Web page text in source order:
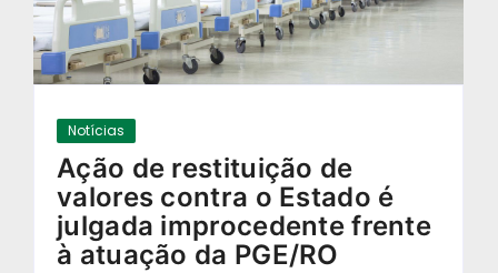
Notícias
Ação de restituição de
valores contra o Estado é
julgada improcedente frente
à atuação da PGE/RO